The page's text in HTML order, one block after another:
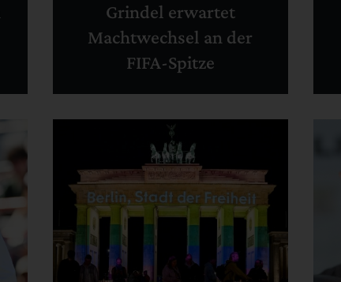
Grindel erwartet
Machtwechsel an der
FIFA-Spitze